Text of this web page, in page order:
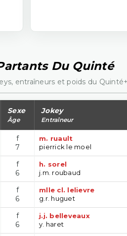
Du Quinté
entraîneurs et poids du
Sexe
Âge
Jokey
Entraîneur
f
7
m. ruault
pierrick le moel
f
6
h. sorel
j.m. roubaud
f
6
mlle cl. lelievre
g.r. huguet
f
6
j.j. belleveaux
y. haret